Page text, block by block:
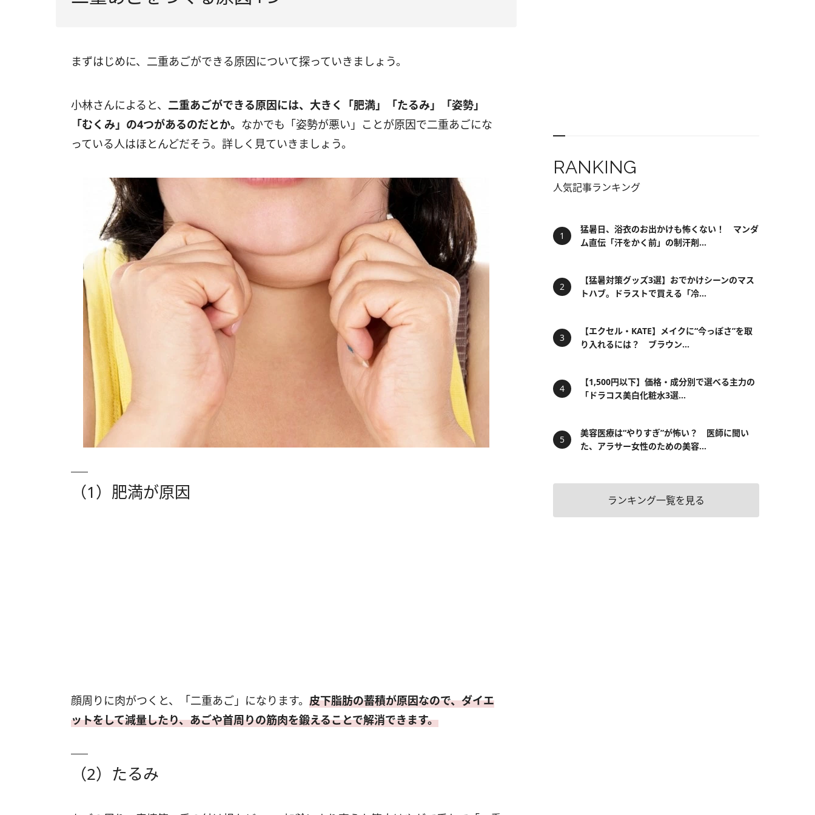
まずはじめに、二重あごができる原因について探っていきましょう。
小林さんによると、 二重あごができる原因には、大きく「肥満」「たるみ」「姿勢」
「むくみ」の4つがあるのだとか。 なかでも「姿勢が悪い」ことが原因で二重あごにな
っている人はほとんどだそう。詳しく見ていきましょう。
（1）肥満が原因
顔周りに肉がつくと、「二重あご」になります。 皮下脂肪の蓄積が原因なので、ダイエ
ットをして減量したり、あごや首周りの筋肉を鍛えることで解消できます。
（2）たるみ
RANKING
人気記事ランキング
猛暑日、浴衣のお出かけも怖くない！ マンダ
ム直伝「汗をかく前」の制汗剤...
【猛暑対策グッズ3選】おでかけシーンのマス
トハブ。ドラストで買える「冷...
【エクセル・KATE】メイクに“今っぽさ”を取
り入れるには？ ブラウン...
【1,500円以下】価格・成分別で選べる主力の
「ドラコス美白化粧水3選...
美容医療は“やりすぎ”が怖い？ 医師に聞い
た、アラサー女性のための美容...
ランキング一覧を見る